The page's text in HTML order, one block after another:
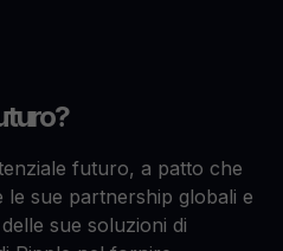
futuro, a patto che
le sue partnership globali e
sue soluzioni di